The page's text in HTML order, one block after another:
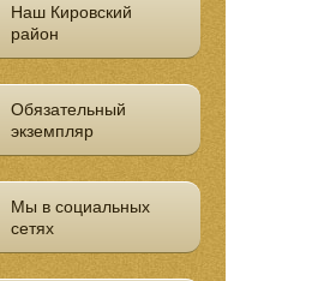
Наш Кировский
район
Обязательный
экземпляр
Мы в социальных
сетях